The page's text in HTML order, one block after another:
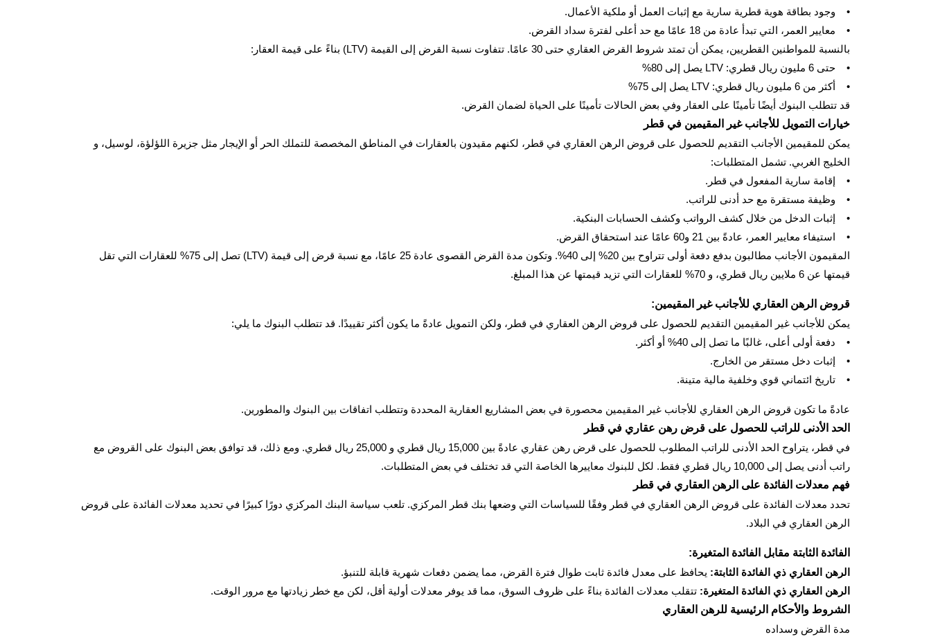
• وجود بطاقة هوية قطرية سارية مع إثبات العمل أو ملكية الأعمال.
• معايير العمر، التي تبدأ عادة من 18 عامًا مع حد أعلى لفترة سداد القرض.
بالنسبة للمواطنين القطريين، يمكن أن تمتد شروط القرض العقاري حتى 30 عامًا. تتفاوت نسبة القرض إلى القيمة (LTV) بناءً على قيمة العقار:
• حتى 6 مليون ريال قطري: LTV يصل إلى 80%
• أكثر من 6 مليون ريال قطري: LTV يصل إلى 75%
قد تتطلب البنوك أيضًا تأمينًا على العقار وفي بعض الحالات تأمينًا على الحياة لضمان القرض.
خيارات التمويل للأجانب غير المقيمين في قطر
يمكن للمقيمين الأجانب التقديم للحصول على قروض الرهن العقاري في قطر، لكنهم مقيدون بالعقارات في المناطق المخصصة للتملك الحر أو الإيجار مثل جزيرة اللؤلؤة، لوسيل، و
الخليج الغربي. تشمل المتطلبات:
• إقامة سارية المفعول في قطر.
• وظيفة مستقرة مع حد أدنى للراتب.
• إثبات الدخل من خلال كشف الرواتب وكشف الحسابات البنكية.
• استيفاء معايير العمر، عادةً بين 21 و60 عامًا عند استحقاق القرض.
المقيمون الأجانب مطالبون بدفع دفعة أولى تتراوح بين 20% إلى 40%. وتكون مدة القرض القصوى عادة 25 عامًا، مع نسبة قرض إلى قيمة (LTV) تصل إلى 75% للعقارات التي تقل
قيمتها عن 6 ملايين ريال قطري، و 70% للعقارات التي تزيد قيمتها عن هذا المبلغ.
قروض الرهن العقاري للأجانب غير المقيمين:
يمكن للأجانب غير المقيمين التقديم للحصول على قروض الرهن العقاري في قطر، ولكن التمويل عادةً ما يكون أكثر تقييدًا. قد تتطلب البنوك ما يلي:
• دفعة أولى أعلى، غالبًا ما تصل إلى 40% أو أكثر.
• إثبات دخل مستقر من الخارج.
• تاريخ ائتماني قوي وخلفية مالية متينة.
عادةً ما تكون قروض الرهن العقاري للأجانب غير المقيمين محصورة في بعض المشاريع العقارية المحددة وتتطلب اتفاقات بين البنوك والمطورين.
الحد الأدنى للراتب للحصول على قرض رهن عقاري في قطر
في قطر، يتراوح الحد الأدنى للراتب المطلوب للحصول على قرض رهن عقاري عادةً بين 15,000 ريال قطري و 25,000 ريال قطري. ومع ذلك، قد توافق بعض البنوك على القروض مع
راتب أدنى يصل إلى 10,000 ريال قطري فقط. لكل للبنوك معاييرها الخاصة التي قد تختلف في بعض المتطلبات.
فهم معدلات الفائدة على الرهن العقاري في قطر
تحدد معدلات الفائدة على قروض الرهن العقاري في قطر وفقًا للسياسات التي وضعها بنك قطر المركزي. تلعب سياسة البنك المركزي دورًا كبيرًا في تحديد معدلات الفائدة على قروض
الرهن العقاري في البلاد.
الفائدة الثابتة مقابل الفائدة المتغيرة:
الرهن العقاري ذي الفائدة الثابتة: يحافظ على معدل فائدة ثابت طوال فترة القرض، مما يضمن دفعات شهرية قابلة للتنبؤ.
الرهن العقاري ذي الفائدة المتغيرة: تتقلب معدلات الفائدة بناءً على ظروف السوق، مما قد يوفر معدلات أولية أقل، لكن مع خطر زيادتها مع مرور الوقت.
الشروط والأحكام الرئيسية للرهن العقاري
مدة القرض وسداده